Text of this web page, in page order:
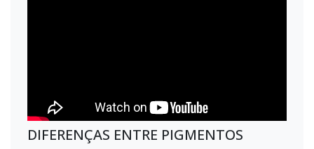
DIFERENÇAS ENTRE PIGMENTOS